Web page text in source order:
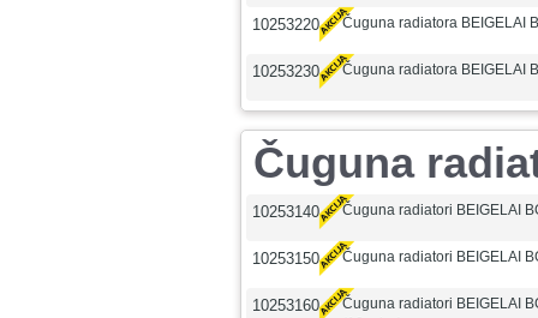
10253220 Čuguna radiatora BEIGELAI
10253230 Čuguna radiatora BEIGELAI
Čuguna
10253140 Čuguna radiatori BEIGELAI
10253150 Čuguna radiatori BEIGELAI
10253160
Čuguna radiatori BEIGELAI